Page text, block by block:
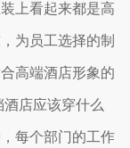
上看起来都是高
为员工选择的制
高端酒店形象的
店应该穿什么
每个部门的工作